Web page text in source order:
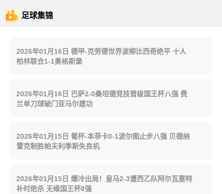
足球集锦
2026年01月16日 德甲-克劳德世界波柳比西奇绝平 十人
柏林联合1-1奥格斯堡
2026年01月16日 巴萨2-0桑坦德竞技晋级国王杯八强 费
兰单刀球破门亚马尔建功
2026年01月15日 葡杯-本菲卡0-1波尔图止步八强 贝德纳
雷克制胜帕夫利季斯失良机
2026年01月15日 爆冷出局！皇马2-3遭西乙队阿尔瓦塞特
补时绝杀 无缘国王杯8强